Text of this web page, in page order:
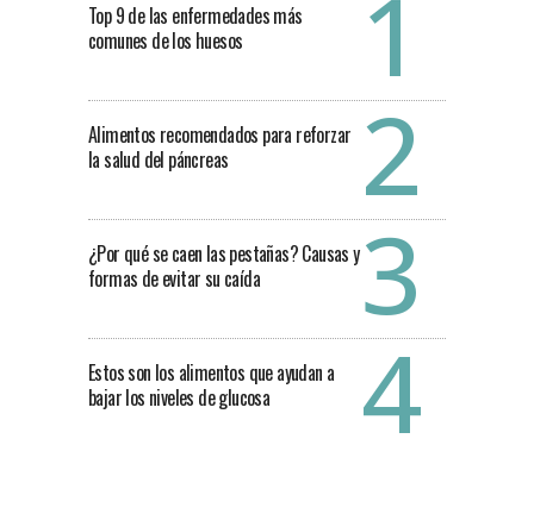
Top 9 de las enfermedades más
comunes de los huesos
Alimentos recomendados para reforzar
la salud del páncreas
¿Por qué se caen las pestañas? Causas y
formas de evitar su caída
Estos son los alimentos que ayudan a
bajar los niveles de glucosa